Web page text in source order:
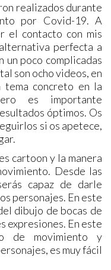
realizados durante
por Covid-19. A
el contacto con mis
perfecta a
un poco complicadas
son ocho videos, en
tema concreto en la
es importante
óptimos. Os
si os apetece,
cartoon y la manera
Desde las
capaz de darle
personajes. En este
dibujo de bocas de
expresiones. En este
de movimiento y
es muy fácil